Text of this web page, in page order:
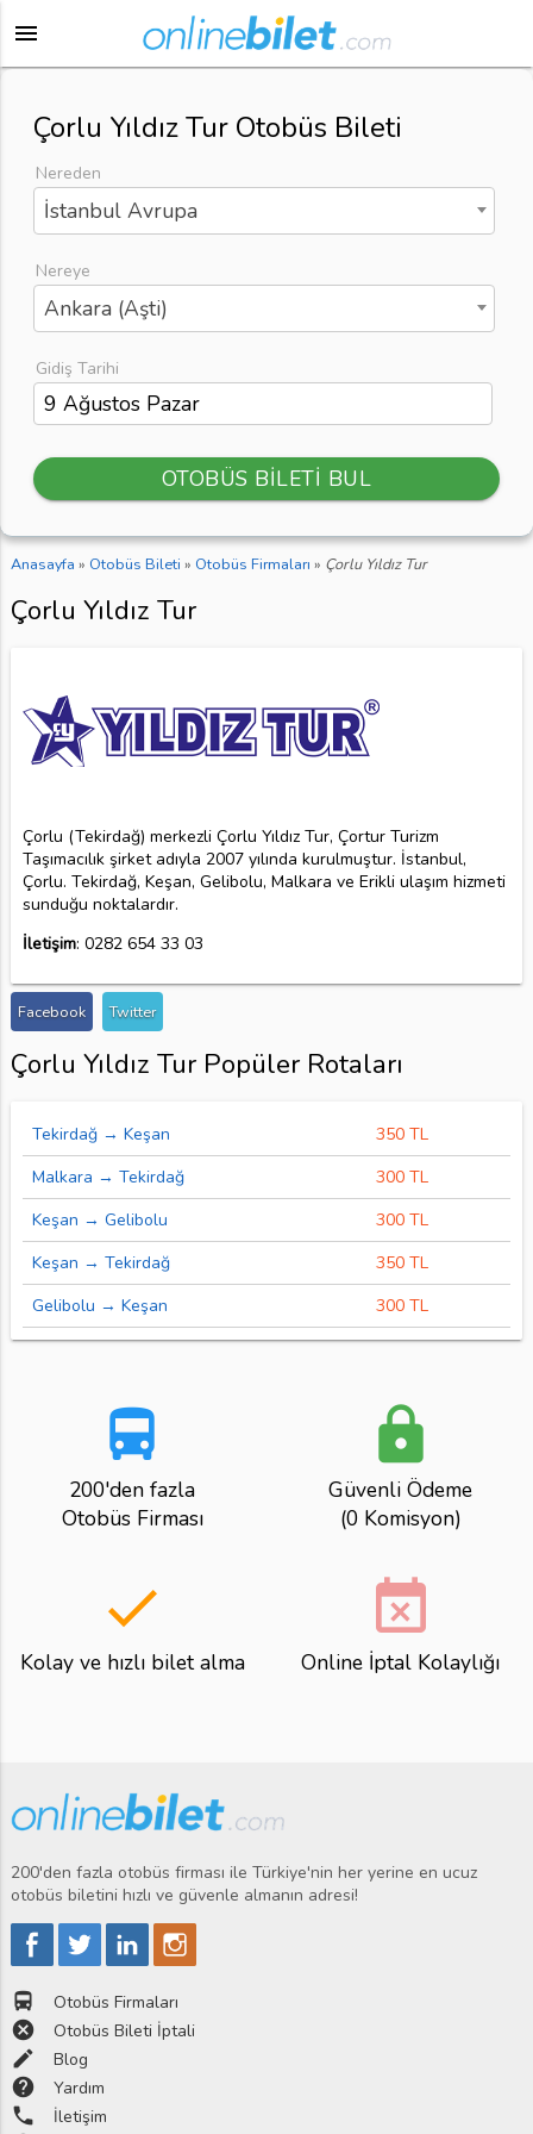
menu
Çorlu Yıldız Tur Otobüs Bileti
Nereden
İstanbul Avrupa
Nereye
Ankara (Aşti)
Gidiş Tarihi
OTOBÜS BİLETİ BUL
Anasayfa » Otobüs Bileti » Otobüs Firmaları » Çorlu Yıldız Tur
Çorlu Yıldız Tur
Çorlu (Tekirdağ) merkezli Çorlu Yıldız Tur, Çortur Turizm
Taşımacılık şirket adıyla 2007 yılında kurulmuştur. İstanbul,
Çorlu. Tekirdağ, Keşan, Gelibolu, Malkara ve Erikli ulaşım hizmeti
sunduğu noktalardır.
İletişim: 0282 654 33 03
Facebook Twitter
Çorlu Yıldız Tur Popüler Rotaları
Tekirdağ → Keşan
350 TL
Malkara → Tekirdağ
300 TL
Keşan → Gelibolu
300 TL
Keşan → Tekirdağ
350 TL
Gelibolu → Keşan
300 TL
directions_bus
200'den fazla
Otobüs Firması
lock
Güvenli Ödeme
(0 Komisyon)
done
Kolay ve hızlı bilet alma
event_busy
Online İptal Kolaylığı
200'den fazla otobüs firması ile Türkiye'nin her yerine en ucuz
otobüs biletini hızlı ve güvenle almanın adresi!
directions_bus Otobüs Firmaları
cancel Otobüs Bileti İptali
edit Blog
help Yardım
phone İletişim